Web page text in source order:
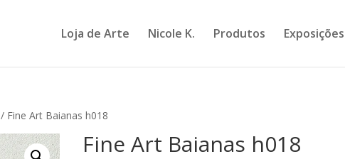
Loja de Arte Nicole K. Produtos Exposições
/ Fine Art Baianas h018
Fine Art Baianas h018